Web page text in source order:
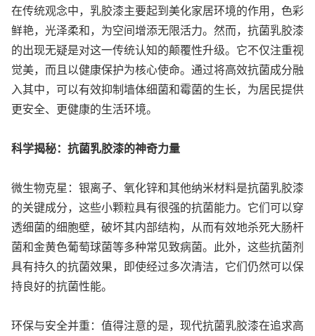
在传统观念中，乳胶漆主要起到美化家居环境的作用，色彩
鲜艳，光泽柔和，为空间增添无限活力。然而，抗菌乳胶漆
的出现无疑是对这一传统认知的颠覆性升级。它不仅注重视
觉美，而且以健康保护为核心使命。通过将高效抗菌成分融
入其中，可以有效抑制墙体细菌和霉菌的生长，为居民提供
更安全、更健康的生活环境。
科学揭秘：抗菌乳胶漆的神奇力量
微生物克星：银离子、氧化锌和其他纳米材料是抗菌乳胶漆
的关键成分，这些小颗粒具有很强的抗菌能力。它们可以穿
透细菌的细胞壁，破坏其内部结构，从而有效地杀死大肠杆
菌和金黄色葡萄球菌等多种常见致病菌。此外，这些抗菌剂
具有持久的抗菌效果，即使经过多次清洁，它们仍然可以保
持良好的抗菌性能。
环保与安全并重：值得注意的是，现代抗菌乳胶漆在追求高